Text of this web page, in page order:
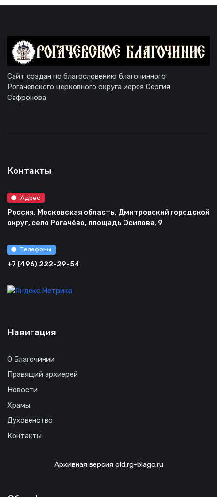
Сайт создан по благословению благочинного
Рогачевского церковного округа иерея Сергия
Сафронова
Контакты
Адрес
Россия, Московская область, Дмитровский городской
округ, село Рогачёво, площадь Осипова, 9
Телефоны
+7 (496) 222-29-54
Навигация
О Благочинии
Правящий архиерей
Новости
Храмы
Духовенство
Контакты
Архивная версия old.rg-blago.ru